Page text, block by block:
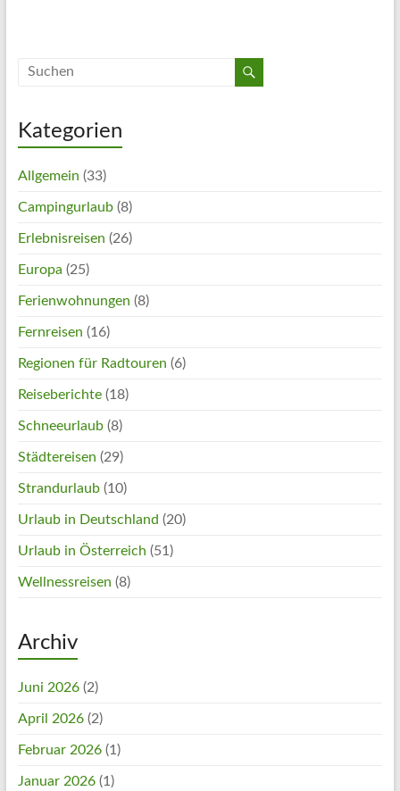
Kategorien
Allgemein (33)
Campingurlaub(8)
Erlebnisreisen (26)
Europa (25)
Ferienwohnungen (8)
Fernreisen (16)
Regionen für Radtouren (6)
Reiseberichte(18)
Schneeurlaub(8)
Städtereisen (29)
Strandurlaub(10)
Urlaub in Deutschland (20)
Urlaub in Österreich (51)
Wellnessreisen (8)
Archiv
Juni 2026(2)
April 2026(2)
Februar 2026(1)
Januar 2026(1)